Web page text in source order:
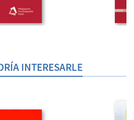
INTERESARLE